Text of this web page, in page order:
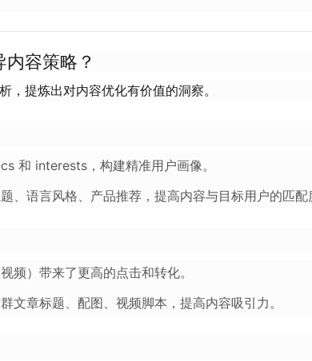
容策略？
提炼出对内容优化有价值的洞察。
和 interests，构建精准用户画像。
、语言风格、产品推荐，提高内容与目标用户的匹配
频）带来了更高的点击和转化。
文章标题、配图、视频脚本，提高内容吸引力。